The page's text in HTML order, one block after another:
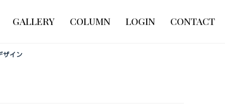
GALLERY COLUMN LOGIN CONTACT
ザイン